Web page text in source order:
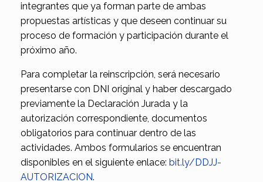
integrantes que ya forman parte de ambas
propuestas artísticas y que deseen continuar su
proceso de formación y participación durante el
próximo año.
Para completar la reinscripción, será necesario
presentarse con DNI original y haber descargado
previamente la Declaración Jurada y la
autorización correspondiente, documentos
obligatorios para continuar dentro de las
actividades. Ambos formularios se encuentran
disponibles en el siguiente enlace: bit.ly/DDJJ-
AUTORIZACION.